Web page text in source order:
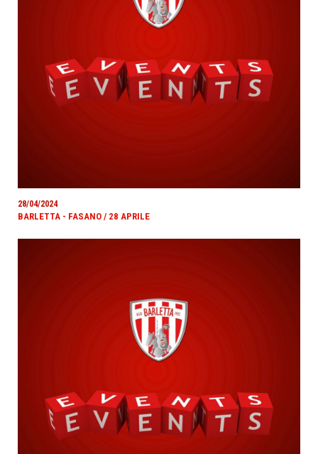
28/04/2024
BARLETTA - FASANO / 28 APRILE